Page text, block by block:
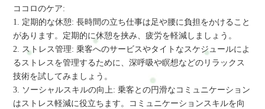
ココロのケア:
1. 定期的な休憩: 長時間の立ち仕事は足や腰に負担をかけること
があります。定期的に休憩を挟み、疲労を軽減しましょう。
2. ストレス管理: 乗客へのサービスやタイトなスケジュールによ
るストレスを管理するために、深呼吸や瞑想などのリラックス
技術を試してみましょう。
3. ソーシャルスキルの向上: 乗客との円滑なコミュニケーション
はストレス軽減に役立ちます。コミュニケーションスキルを向